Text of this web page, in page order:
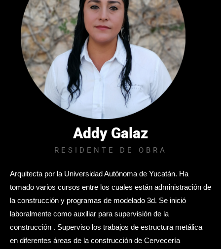
Addy Galaz
RESIDENTE DE OBRA
Arquitecta por la Universidad Autónoma de Yucatán. Ha
tomado varios cursos entre los cuales están administración de
la construcción y programas de modelado 3d. Se inició
laboralmente como auxiliar para supervisión de la
construcción . Superviso los trabajos de estructura metálica
en diferentes áreas de la construcción de Cervecería